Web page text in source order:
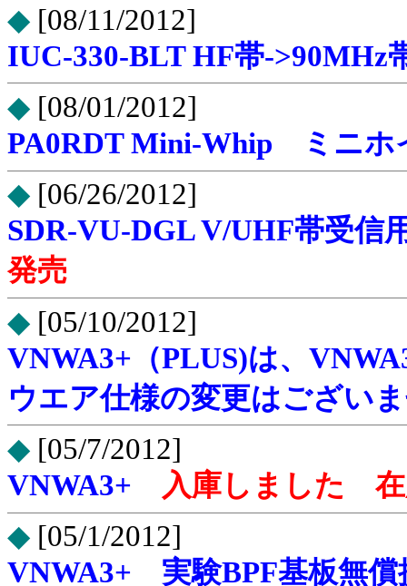
◆ [08/11/2012]
IUC-330-BLT HF帯->90MHz
◆ [08/01/2012]
PA0RDT Mini-Whip ミニホ
◆ [06/26/2012]
SDR-VU-DGL V/UHF帯受
発売
◆ [05/10/2012]
VNWA3+（PLUS)は、
ウエア仕様の変更はござい
◆ [05/7/2012]
VNWA3+
入庫しました
◆ [05/1/2012]
VNWA3+ 実験BPF基板無償